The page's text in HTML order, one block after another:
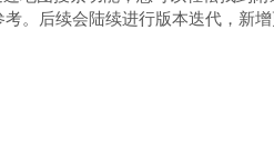
。后续会陆续进行版本迭代，新增